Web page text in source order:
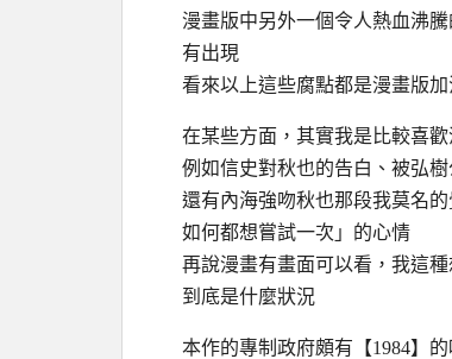
漫畫版中另外一個令人熱血沸騰
有出現
看來以上這些腐點都是漫畫版
在某些方面，其實我是比較喜
例如信史對秋也的告白、被弘
還有內海強吻秋也那段我莫名
如何都想嘗試一次」的心情
再說漫畫有畫面可以看，我這
到底是什麼狀況
本作的專制政府頗有【1984】